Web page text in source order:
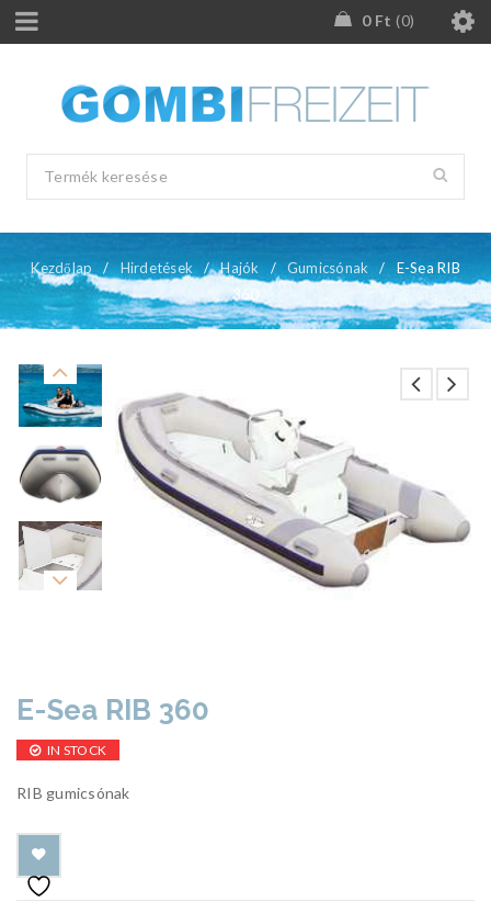
0 Ft 0
Kezdőlap / Hirdetések / Hajók / Gumicsónak /
E-Sea RIB
360
E-Sea RIB 360
IN STOCK
RIB gumicsónak